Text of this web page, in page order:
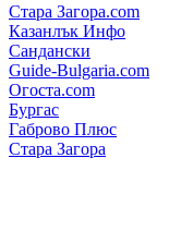
Стара Загора.com
Казанлък Инфо
Сандански
Guide-Bulgaria.com
Огоста.com
Бургас
Габрово Плюс
Стара Загора